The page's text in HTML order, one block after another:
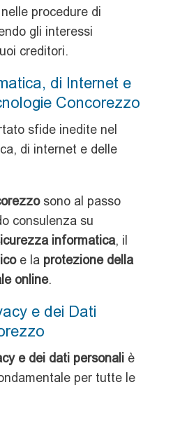
procedure di
gli interessi
creditori.
di Internet e
Concorezzo
sfide inedite nel
di internet e delle
sono al passo
consulenza su
informatica, il
e la protezione della
online.
e dei Dati
e dei dati personaliè
per tutte le